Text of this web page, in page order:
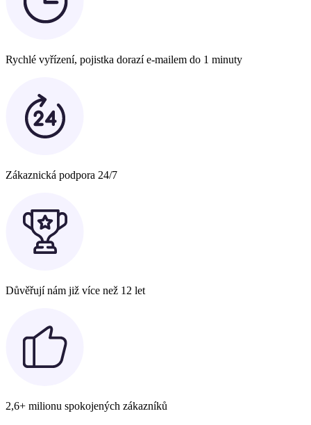
Rychlé vyřízení, pojistka dorazí e-mailem do 1 minuty
Zákaznická podpora 24/7
Důvěřují nám již více než 12 let
2,6+ milionu spokojených zákazníků